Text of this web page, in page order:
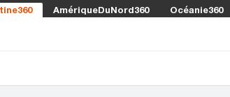
AmériqueDuNord360 Océanie360